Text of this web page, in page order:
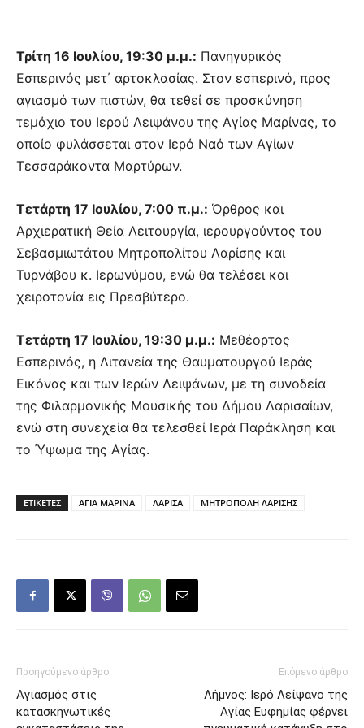
Τρίτη 16 Ιουλίου, 19:30 μ.μ.: Πανηγυρικός
Εσπερινός μετ΄ αρτοκλασίας. Στον εσπερινό, προς
αγιασμό των πιστών, θα τεθεί σε προσκύνηση
τεμάχιο του Ιερού Λειψάνου της Αγίας Μαρίνας, το
οποίο φυλάσσεται στον Ιερό Ναό των Αγίων
Τεσσαράκοντα Μαρτύρων.
Τετάρτη 17 Ιουλίου, 7:00 π.μ.: Όρθρος και
Αρχιερατική Θεία Λειτουργία, ιερουργούντος του
Σεβασμιωτάτου Μητροπολίτου Λαρίσης και
Τυρνάβου κ. Ιερωνύμου, ενώ θα τελέσει και
χειροτονία εις Πρεσβύτερο.
Τετάρτη 17 Ιουλίου, 19:30 μ.μ.: Μεθέορτος
Εσπερινός, η Λιτανεία της Θαυματουργού Ιεράς
Εικόνας και των Ιερών Λειψάνων, με τη συνοδεία
της Φιλαρμονικής Μουσικής του Δήμου Λαρισαίων,
ενώ στη συνεχεία θα τελεσθεί Ιερά Παράκληση και
το Ύψωμα της Αγίας.
ΕΤΙΚΕΤΕΣ ΑΓΙΑ ΜΑΡΙΝΑ ΛΑΡΙΣΑ ΜΗΤΡΟΠΟΛΗ ΛΑΡΙΣΗΣ
Προηγούμενο άρθρο
Αγιασμός στις
κατασκηνωτικές
Επόμενο άρθρο
Λήμνος: Ιερό Λείψανο της
Αγίας Ευφημίας φέρνει